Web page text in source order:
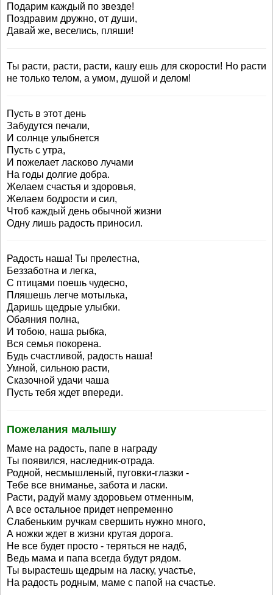
Подарим каждый по звезде!
Поздравим дружно, от души,
Давай же, веселись, пляши!
Ты расти, расти, расти, кашу ешь для скорости! Но расти
не только телом, а умом, душой и делом!
Пусть в этот день
Забудутся печали,
И солнце улыбнется
Пусть с утра,
И пожелает ласково лучами
На годы долгие добра.
Желаем счастья и здоровья,
Желаем бодрости и сил,
Чтоб каждый день обычной жизни
Одну лишь радость приносил.
Радость наша! Ты прелестна,
Беззаботна и легка,
С птицами поешь чудесно,
Пляшешь легче мотылька,
Даришь щедрые улыбки.
Обаяния полна,
И тобою, наша рыбка,
Вся семья покорена.
Будь счастливой, радость наша!
Умной, сильною расти,
Сказочной удачи чаша
Пусть тебя ждет впереди.
Пожелания малышу
Маме на радость, папе в награду
Ты появился, наследник-отрада.
Родной, несмышленый, пуговки-глазки -
Тебе все вниманье, забота и ласки.
Расти, радуй маму здоровьем отменным,
А все остальное придет непременно
Слабеньким ручкам свершить нужно много,
А ножки ждет в жизни крутая дорога.
Не все будет просто - теряться не надб,
Ведь мама и папа всегда будут рядом.
Ты вырастешь щедрым на ласку, участье,
На радость родным, маме с папой на счастье.